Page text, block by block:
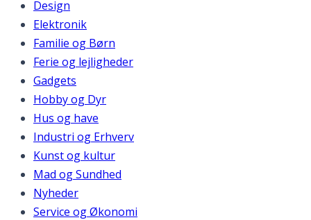
Design
Elektronik
Familie og Børn
Ferie og lejligheder
Gadgets
Hobby og Dyr
Hus og have
Industri og Erhverv
Kunst og kultur
Mad og Sundhed
Nyheder
Service og Økonomi